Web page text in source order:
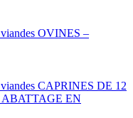
OVINES –
CAPRINES DE 12
EN